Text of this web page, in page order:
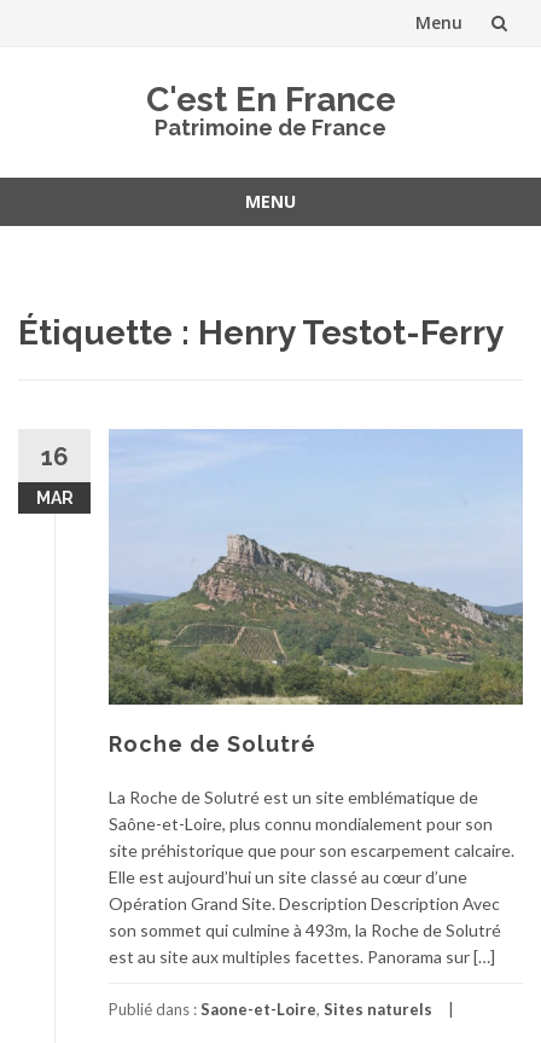
Menu
C'est En France
Patrimoine de France
MENU
Étiquette : Henry Testot-Ferry
16
MAR
Roche de Solutré
La Roche de Solutré est un site emblématique de
Saône-et-Loire, plus connu mondialement pour son
site préhistorique que pour son escarpement calcaire.
Elle est aujourd’hui un site classé au cœur d’une
Opération Grand Site. Description Description Avec
son sommet qui culmine à 493m, la Roche de Solutré
est au site aux multiples facettes. Panorama sur […]
Publié dans :Saone-et-Loire, Sites naturels